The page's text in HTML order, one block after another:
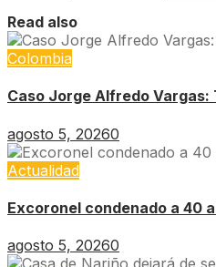
Read also
Colombia
Caso Jorge Alfredo
agosto 5, 20260
Actualidad
Excoronel condenado a 40
agosto 5, 20260